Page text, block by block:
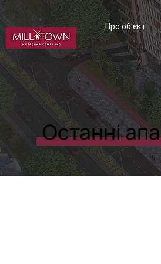
Останні
Про об'єкт